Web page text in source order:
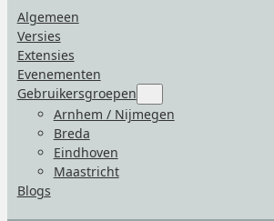
Algemeen
Versies
Extensies
Evenementen
Gebruikersgroepen
for
“Gebruikersgroepen”
Arnhem / Nijmegen
Breda
Eindhoven
Maastricht
Blogs